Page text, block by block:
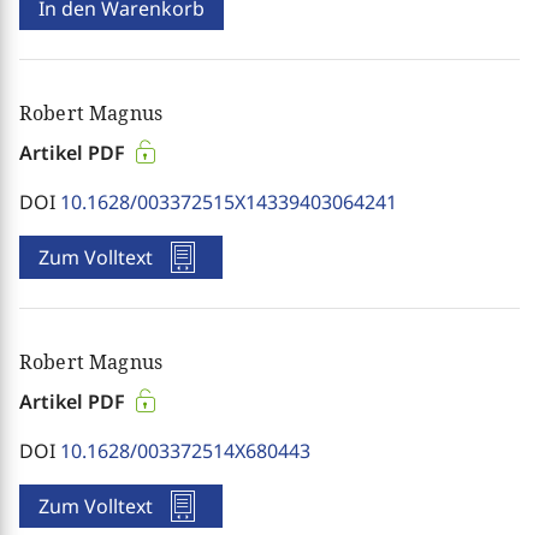
In den Warenkorb
Robert Magnus
Artikel PDF
DOI 10.1628/003372515X14339403064241
Zum Volltext
Robert Magnus
Artikel PDF
DOI 10.1628/003372514X680443
Zum Volltext